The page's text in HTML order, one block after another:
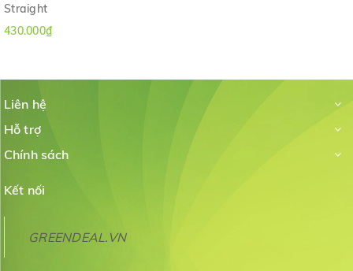
Straight
430.000₫
Liên hệ
Hỗ trợ
Chính sách
Kết nối
GREENDEAL.VN